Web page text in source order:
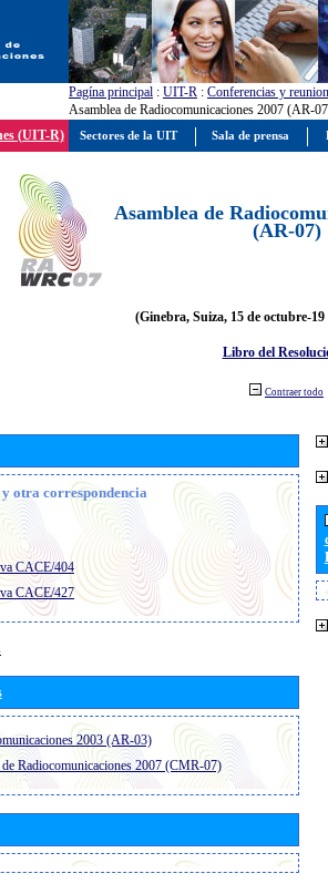
Pagína principal : UIT-R : Conferencias y
Asamblea de Radiocomunicaciones 2007 (AR-
(UIT-R)
Asamblea de
(AR-07)
(Ginebra, Suiza, 15 de octubre-19
Libro del
Contraer todo
otra correspondencia
CACE/404
CACE/427
2003 (AR-03)
Radiocomunicaciones 2007 (CMR-07)
Sectores de la UIT Sala de prensa